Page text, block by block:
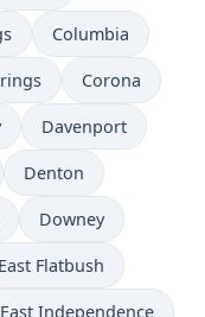
Columbia
Corona
Davenport
Denton
Downey
East Flatbush
East Independence